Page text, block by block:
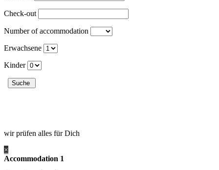
Check-out
Number of accommodation
Erwachsene
Kinder
wir prüfen alles für Dich
×
Accommodation 1